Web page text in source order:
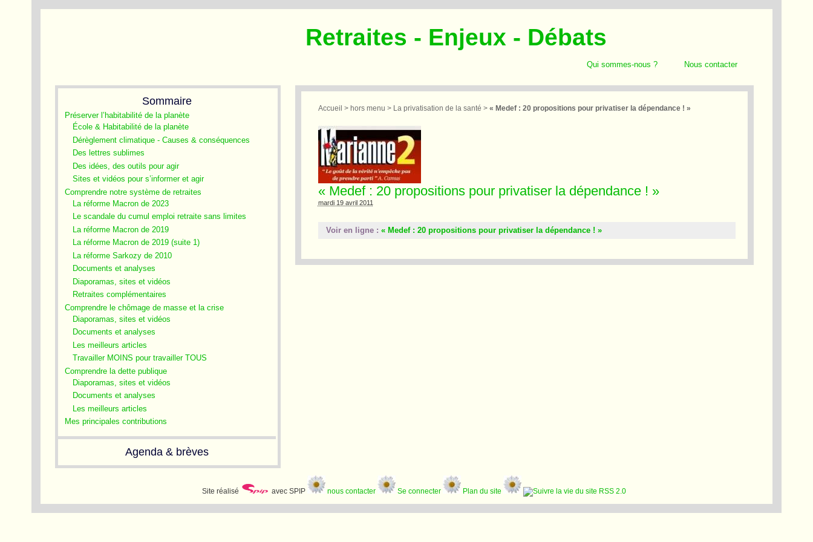
Retraites - Enjeux - Débats
Qui sommes-nous ? Nous contacter
Sommaire
Préserver l’habitabilité de la planète
École & Habitabilité de la planète
Dérèglement climatique - Causes & conséquences
Des lettres sublimes
Des idées, des outils pour agir
Sites et vidéos pour s’informer et agir
Comprendre notre système de retraites
La réforme Macron de 2023
Le scandale du cumul emploi retraite sans limites
La réforme Macron de 2019
La réforme Macron de 2019 (suite 1)
La réforme Sarkozy de 2010
Documents et analyses
Diaporamas, sites et vidéos
Retraites complémentaires
Comprendre le chômage de masse et la crise
Diaporamas, sites et vidéos
Documents et analyses
Les meilleurs articles
Travailler MOINS pour travailler TOUS
Comprendre la dette publique
Diaporamas, sites et vidéos
Documents et analyses
Les meilleurs articles
Mes principales contributions
Agenda & brèves
Accueil > hors menu > La privatisation de la santé > « Medef : 20 propositions pour privatiser la dépendance ! »
« Medef : 20 propositions pour privatiser la dépendance ! »
mardi 19 avril 2011
Voir en ligne : « Medef : 20 propositions pour privatiser la dépendance ! »
Site réalisé avec SPIP nous contacter Se connecter Plan du site RSS 2.0